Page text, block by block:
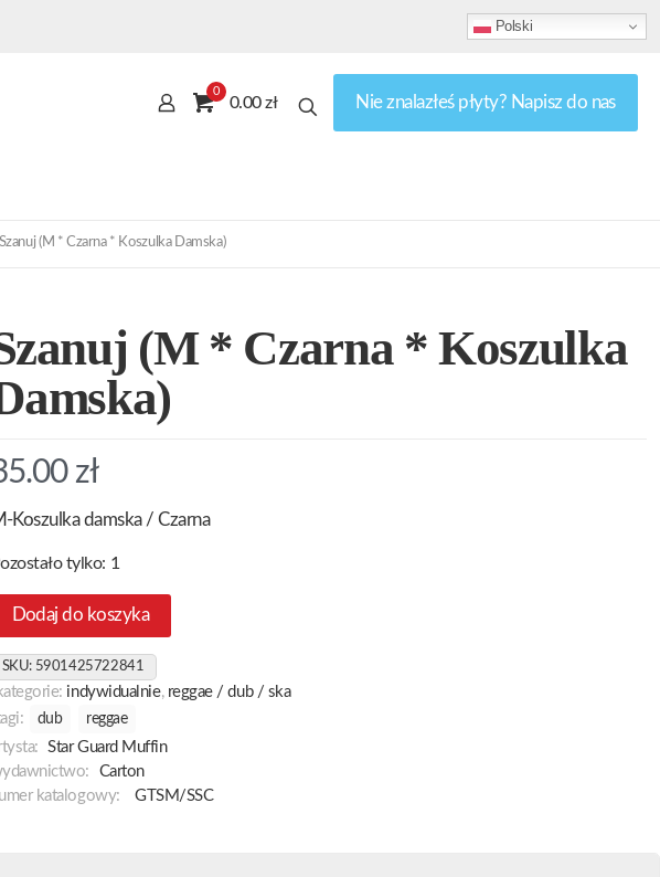
Polski
0
0.00 zł Nie znalazłeś płyty? Napisz do nas
Szanuj (M * Czarna * Koszulka Damska)
(M * Czarna * Koszulka
zł
Koszulka damska / Czarna
tylko: 1
Dodaj do koszyka
SKU: 5901425722841
indywidualnie, reggae / dub / ska
dub reggae
Star Guard Muffin
Carton
katalogowy:
GTSM/SSC